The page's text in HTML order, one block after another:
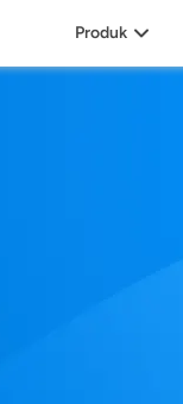
Produk